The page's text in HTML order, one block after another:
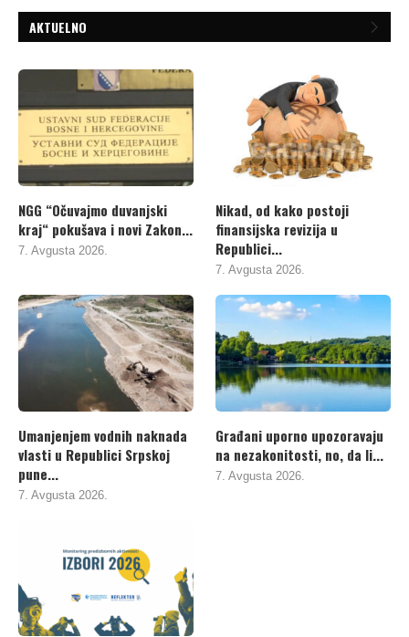
AKTUELNO
NGG “Očuvajmo duvanjski
kraj“ pokušava i novi Zakon...
7. Avgusta 2026.
Nikad, od kako postoji
finansijska revizija u
Republici...
7. Avgusta 2026.
Umanjenjem vodnih naknada
vlasti u Republici Srpskoj
pune...
7. Avgusta 2026.
Građani uporno upozoravaju
na nezakonitosti, no, da li...
7. Avgusta 2026.